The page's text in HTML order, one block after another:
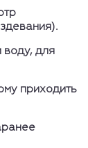
воду, для
приходить